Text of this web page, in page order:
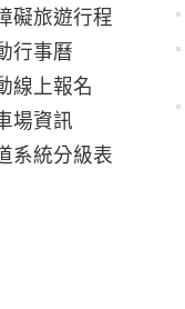
礙旅遊行程
行事曆
線上報名
場資訊
系統分級表